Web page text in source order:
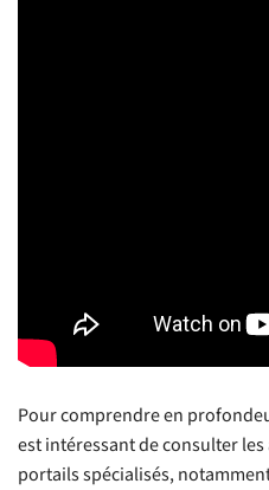
Pour comprendre en
est intéressant de consulter
portails spécialisés,